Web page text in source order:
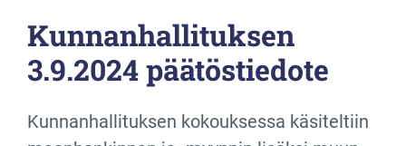
Kunnanhallituksen
3.9.2024 päätöstiedote
Kunnanhallituksen kokouksessa käsiteltiin